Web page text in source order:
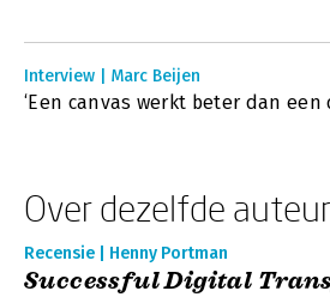
Interview | Marc Beijen
‘Een canvas werkt beter dan een
Over dezelfde auteur
Recensie | Henny Portman
Successful Digital